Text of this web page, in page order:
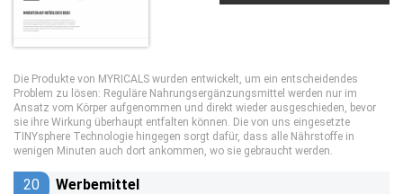
Die Produkte von MYRICALS wurden entwickelt, um ein entscheidendes
Problem zu lösen: Reguläre Nahrungsergänzungsmittel werden nur im
Ansatz vom Körper aufgenommen und direkt wieder ausgeschieden, bevor
sie ihre Wirkung überhaupt entfalten können. Die von uns eingesetzte
TINYsphere Technologie hingegen sorgt dafür, dass alle Nährstoffe in
wenigen Minuten auch dort ankommen, wo sie gebraucht werden.
20 Werbemittel